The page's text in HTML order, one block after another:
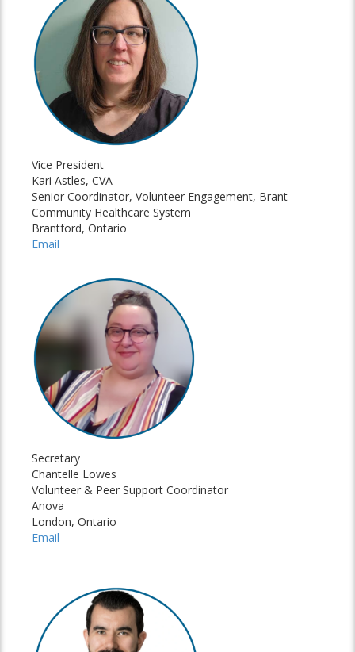
Vice President
Kari Astles, CVA
Senior Coordinator, Volunteer Engagement, Brant
Community Healthcare System
Brantford, Ontario
Email
Secretary
Chantelle Lowes
Volunteer & Peer Support Coordinator
Anova
London, Ontario
Email